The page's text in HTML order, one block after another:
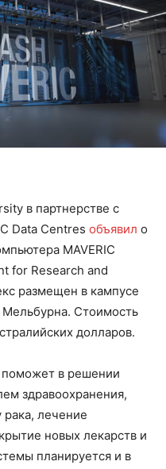
в партнерстве с
Data Centres объявил о
MAVERIC
for Research and
размещен в кампусе
Мельбурна. Стоимость
долларов.
в решении
здравоохранения,
лечение
новых лекарств и
планируется и в